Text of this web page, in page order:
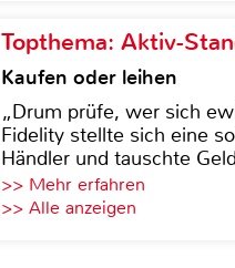
Topthema: Aktiv-
Kaufen oder leihen
„Drum prüfe, wer sich
Fidelity stellte sich eine
Händler und tauschte
>> Mehr erfahren
>> Alle anzeigen